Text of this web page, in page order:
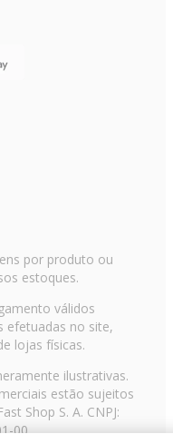
por produto ou
estoques.
válidos
efetuadas no site,
lojas físicas.
ilustrativas.
estão sujeitos
Shop S. A. CNPJ:
00